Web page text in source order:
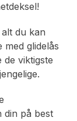
du kan
med glidelås
viktigste
din på best